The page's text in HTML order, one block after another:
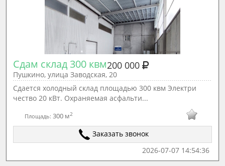
Сдам склад 300 квм200 000
Пушкино, улица Заводская, 20
Сдается холодный склад площадью 300 квм Электpи
чecтво 20 кBт. Охраняемая асфальти...
Площадь:300 м2
Заказать звонок
2026-07-07 14:54:36